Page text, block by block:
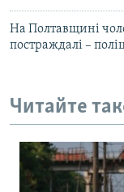
На Полтавщині
постраждалі –
Читайте